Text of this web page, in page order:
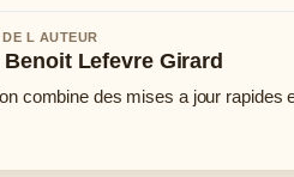
L AUTEUR
Lefevre Girard
combine des mises a jour rapides